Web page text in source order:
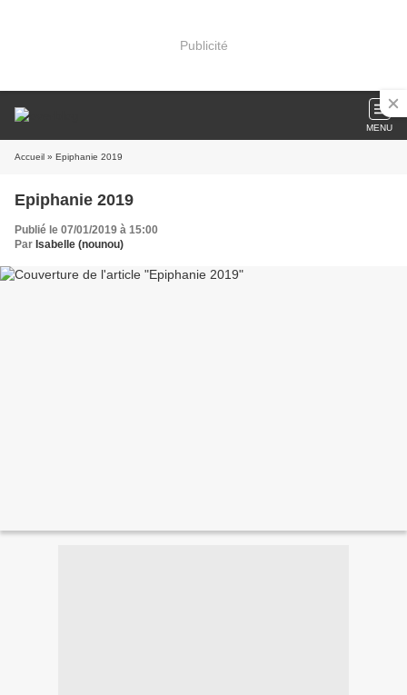
Publicité
MENU
Accueil » Epiphanie 2019
Epiphanie 2019
Publié le 07/01/2019 à 15:00
Par Isabelle (nounou)